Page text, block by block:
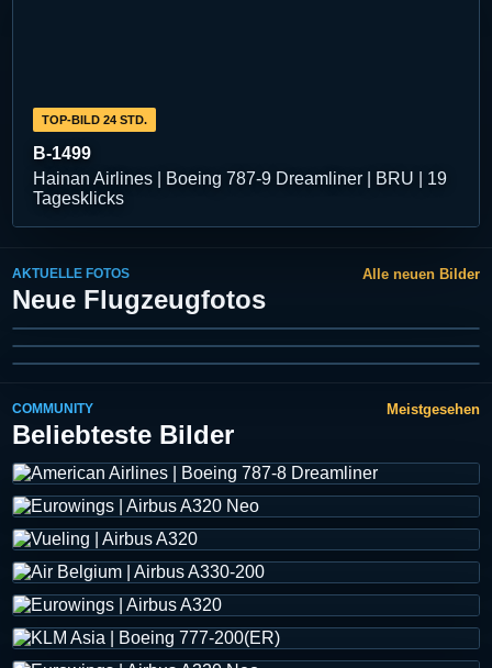
TOP-BILD 24 STD.
B-1499
Hainan Airlines | Boeing 787-9 Dreamliner | BRU | 19
Tagesklicks
AKTUELLE FOTOS
Neue Flugzeugfotos
Alle neuen Bilder
C-FVND
FRA | 2020-10-31
D-ABYA
FRA | 2020-10-31
FRA | 2020-10-31
COMMUNITY
Beliebteste Bilder
Meistgesehen